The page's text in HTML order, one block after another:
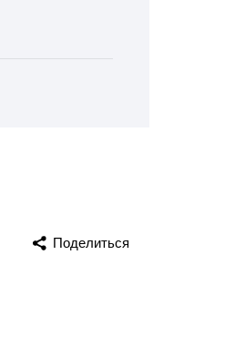
Поделиться